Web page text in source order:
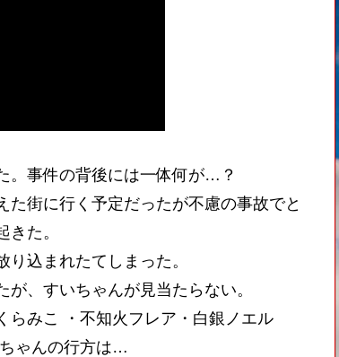
。事件の背後には一体何が…？
街に行く予定だったが不慮の事故でと
た。
込まれたてしまった。
、すいちゃんが見当たらない。
らみこ ・不知火フレア・白銀ノエル
ゃんの行方は…